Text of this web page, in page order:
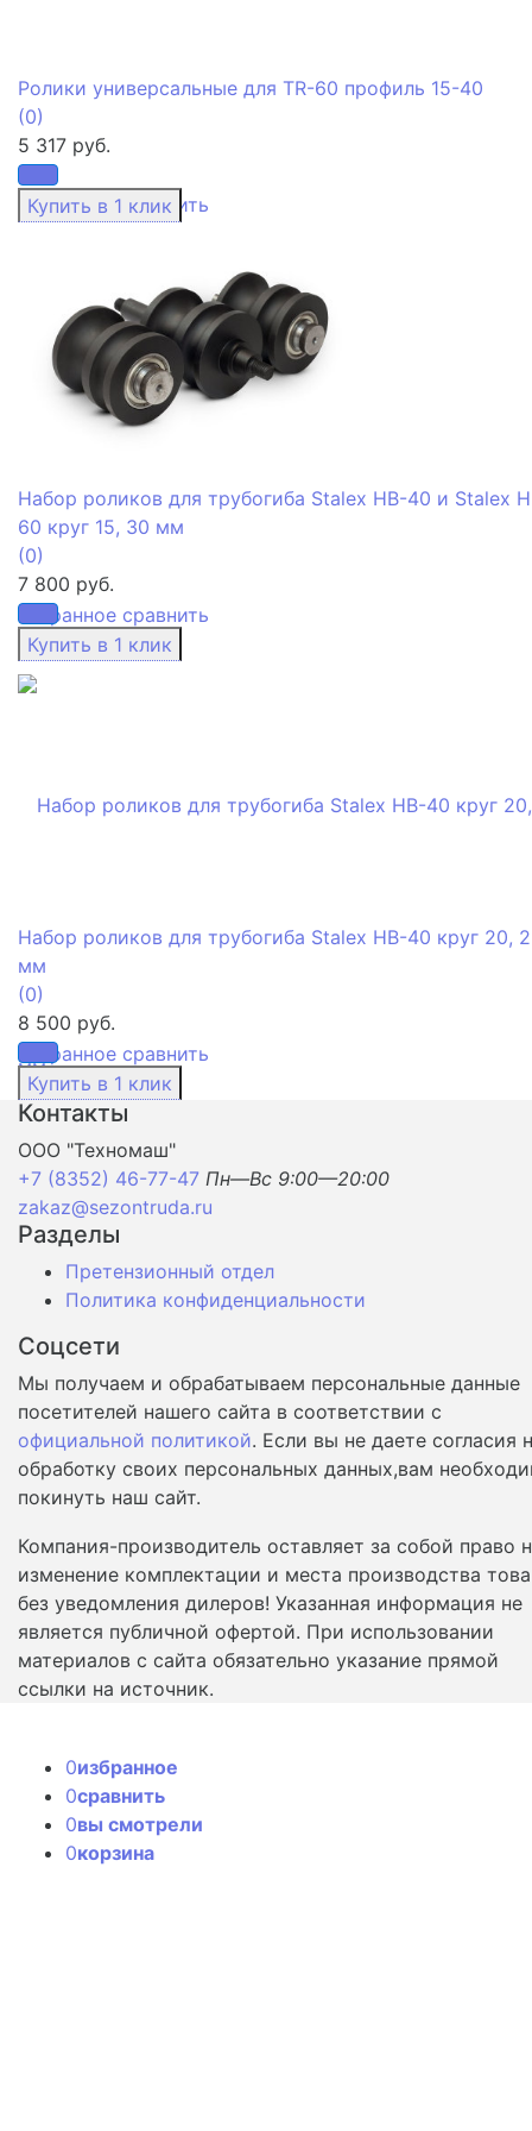
избранное сравнить
Ролики универсальные для TR-60 профиль 15-40
(0)
5 317 руб.
избранное сравнить
Набор роликов для трубогиба Stalex HB-40 и Stalex
60 круг 15, 30 мм
(0)
7 800 руб.
избранное сравнить
Набор роликов для трубогиба Stalex HB-40 круг 20,
мм
(0)
8 500 руб.
Контакты
ООО "Техномаш"
+7 (8352) 46-77-47 Пн—Вс 9:00—20:00
zakaz@sezontruda.ru
Разделы
Претензионный отдел
Политика конфиденциальности
Соцсети
Мы получаем и обрабатываем персональные данные
посетителей нашего сайта в соответствии с
официальной политикой. Если вы не даете согласия
обработку своих персональных данных,вам
покинуть наш сайт.
Компания-производитель оставляет за собой право
изменение комплектации и места производства
без уведомления дилеров! Указанная информация не
является публичной офертой. При использовании
материалов с сайта обязательно указание прямой
ссылки на источник.
0избранное
0сравнить
0вы смотрели
0корзина